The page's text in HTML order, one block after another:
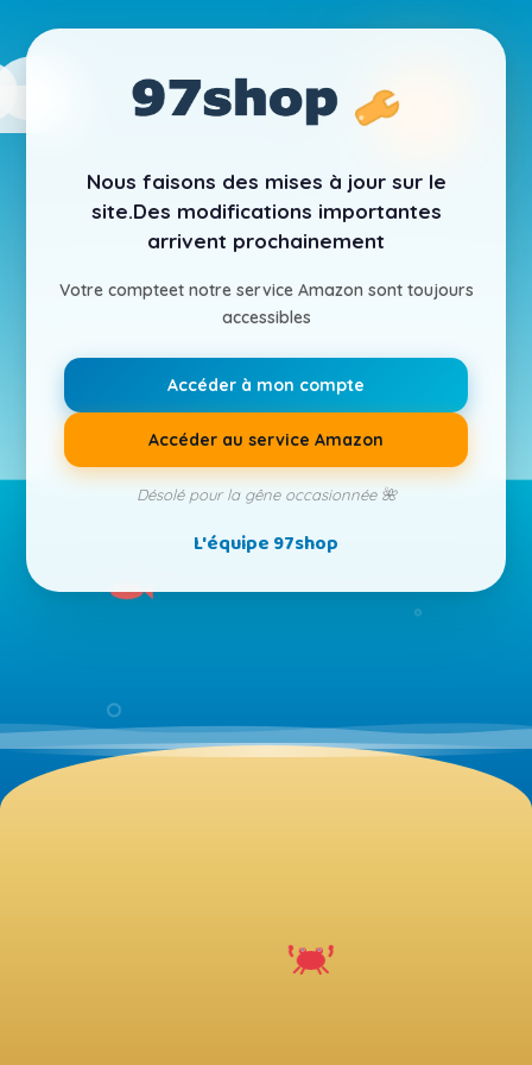
Nous faisons des mises à jour sur le
site.Des modifications importantes
arrivent prochainement
Votre compteet notre service Amazon sont toujours
accessibles
Accéder à mon compte
Accéder au service Amazon
Désolé pour la gêne occasionnée 🌺
L'équipe 97shop